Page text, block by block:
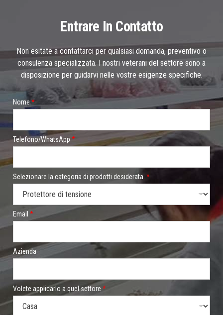
Entrare In Contatto
Non esitate a contattarci per qualsiasi domanda, preventivo o
consulenza specializzata. I nostri veterani del settore sono a
disposizione per guidarvi nelle vostre esigenze specifiche.
a
t
e
g
o
r
i
a
*
f
Nome*
Telefono/WhatsApp *
Selezionare la categoria di prodotti desiderata. *
Email *
Azienda
Volete applicarlo a quel settore *